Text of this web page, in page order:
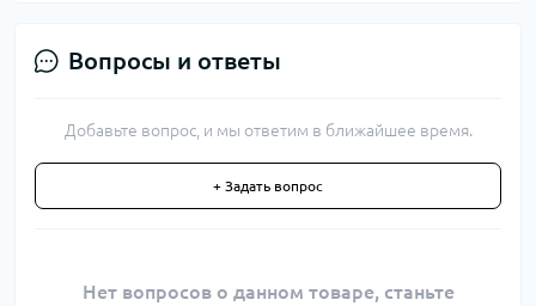
Вопросы и ответы
Добавьте вопрос, и мы ответим в ближайшее время.
+ Задать вопрос
Нет вопросов о данном товаре, станьте